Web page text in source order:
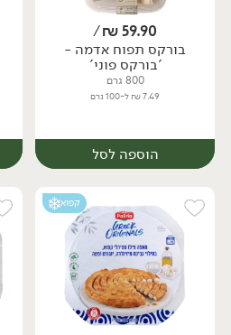
יח׳
59.90
₪
/
בורקס תפוח אדמה -
'בורקס פוני'
800 גרם
7.49 ₪ ל-100 גרם
הוספה לסל
קפוא